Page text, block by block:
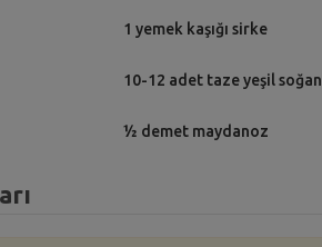
1 yemek kaşığı sirke
10-12 adet taze yeşil soğan
½ demet maydanoz